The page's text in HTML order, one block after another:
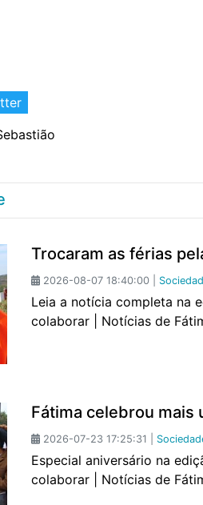
Trocaram as férias
2026-08-07 18:40:00 |
Leia a notícia completa na
colaborar | Notícias de
Fátima celebrou mais
2026-07-23 17:25:31 |
Especial aniversário na
colaborar | Notícias de